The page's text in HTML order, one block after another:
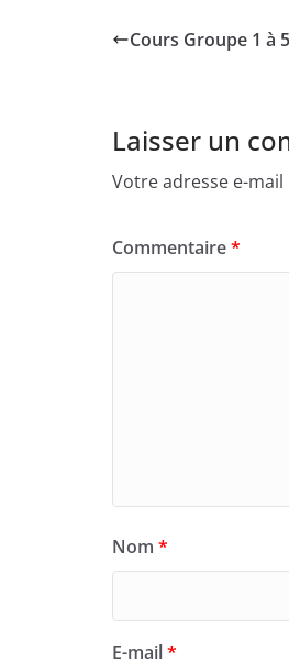
Cours Groupe 1 à 5
Laisser un
Votre adresse e-
Commentaire*
Nom *
E-mail*